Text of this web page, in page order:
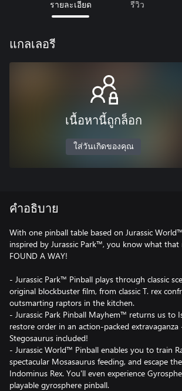
รายละเอียด รีวิว
แกลเลอรี
เนื้อหานี้ถูกล็อก
ใส่วันเกิดของคุณ
คำอธิบาย
With one pinball table based on Jurassic
inspired by Jurassic Park™, you know what that
FOUND A WAY!
- Jurassic Park™ Pinball plays through classic
original blockbuster film, from classic T. rex
outsmarting raptors in the kitchen.
- Jurassic Park Pinball Mayhem™ returns us to
restore order in an action-packed
Stegosaurus included!
- Jurassic World™ Pinball enables you to train
spectacular Mosasaurus feeding, and escape
Indominus Rex. You'll even experience
playable gyrosphere pinball.